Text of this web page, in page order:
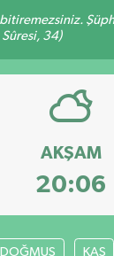
34)
AKŞAM
20:06
KAŞ